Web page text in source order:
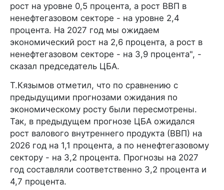
рост на уровне 0,5 процента, а рост ВВП в
ненефтегазовом секторе - на уровне 2,4
процента. На 2027 год мы ожидаем
экономический рост на 2,6 процента, а рост в
ненефтегазовом секторе - на 3,9 процента", -
сказал председатель ЦБА.
Т.Кязымов отметил, что по сравнению с
предыдущими прогнозами ожидания по
экономическому росту были пересмотрены.
Так, в предыдущем прогнозе ЦБА ожидался
рост валового внутреннего продукта (ВВП) на
2026 год на 1,1 процента, а по ненефтегазовому
сектору - на 3,2 процента. Прогнозы на 2027
год составляли соответственно 3,2 процента и
4,7 процента.